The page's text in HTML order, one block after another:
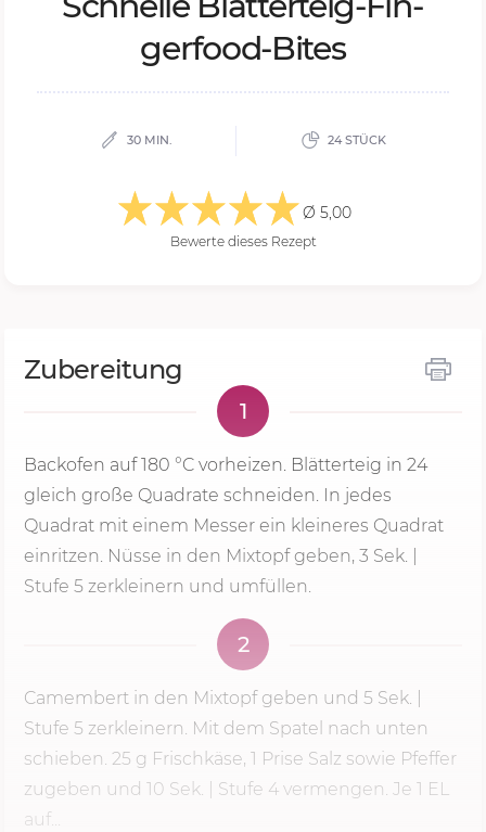
ger­food-Bi­tes
30 MIN. 24 STÜCK
Ø 5,00
Bewerte dieses Rezept
Zubereitung
1
Backofen auf180 °C vorheizen. Blätterteig in 24
gleich große Quadrate schneiden. In jedes
Quadrat mit einem Messer ein kleineres Quadrat
einritzen. Nüsse in den Mixtopf geben, 3 Sek.
Stufe 5 zerkleinern und umfüllen.
2
Camembert in den Mixtopf geben und 5 Sek.
Stufe 5 zerkleinern. Mit dem Spatel nach unten
schieben. 25 g Frischkäse, 1 Prise Salz sowie Pfeffer
zugeben und 10 Sek. | Stufe 4 vermengen. Je 1 EL
auf...